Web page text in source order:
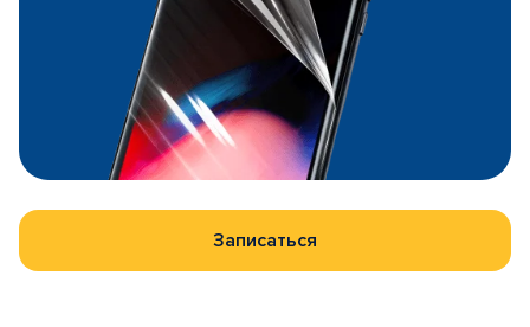
Записаться